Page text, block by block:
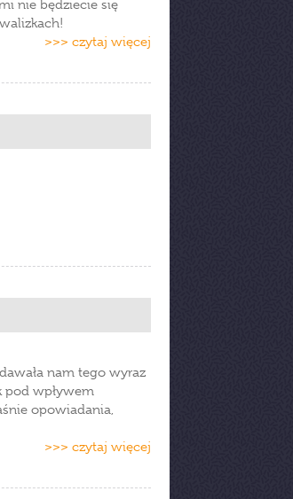
nie będziecie się
>>> czytaj więcej
nam tego wyraz
pod wpływem
opowiadania,
>>> czytaj więcej